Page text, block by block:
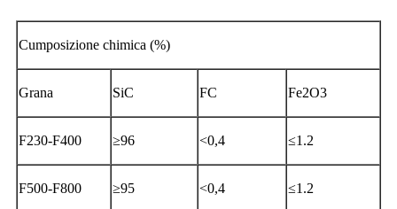
Cumposizione chimica (%)
Grana SiC FC Fe2O3
F230-F400 ≥96 <0,4 ≤1.2
F500-F800 ≥95 <0,4 ≤1.2